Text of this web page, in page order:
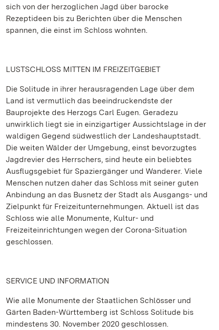
sich von der herzoglichen Jagd über barocke
Rezeptideen bis zu Berichten über die Menschen
spannen, die einst im Schloss wohnten.
LUSTSCHLOSS MITTEN IM FREIZEITGEBIET
Die Solitude in ihrer herausragenden Lage über dem
Land ist vermutlich das beeindruckendste der
Bauprojekte des Herzogs Carl Eugen. Geradezu
unwirklich liegt sie in einzigartiger Aussichtslage in der
waldigen Gegend südwestlich der Landeshauptstadt.
Die weiten Wälder der Umgebung, einst bevorzugtes
Jagdrevier des Herrschers, sind heute ein beliebtes
Ausflugsgebiet für Spaziergänger und Wanderer. Viele
Menschen nutzen daher das Schloss mit seiner guten
Anbindung an das Busnetz der Stadt als Ausgangs- und
Zielpunkt für Freizeitunternehmungen. Aktuell ist das
Schloss wie alle Monumente, Kultur- und
Freizeiteinrichtungen wegen der Corona-Situation
geschlossen.
SERVICE UND INFORMATION
Wie alle Monumente der Staatlichen Schlösser und
Gärten Baden-Württemberg ist Schloss Solitude bis
mindestens 30. November 2020 geschlossen.